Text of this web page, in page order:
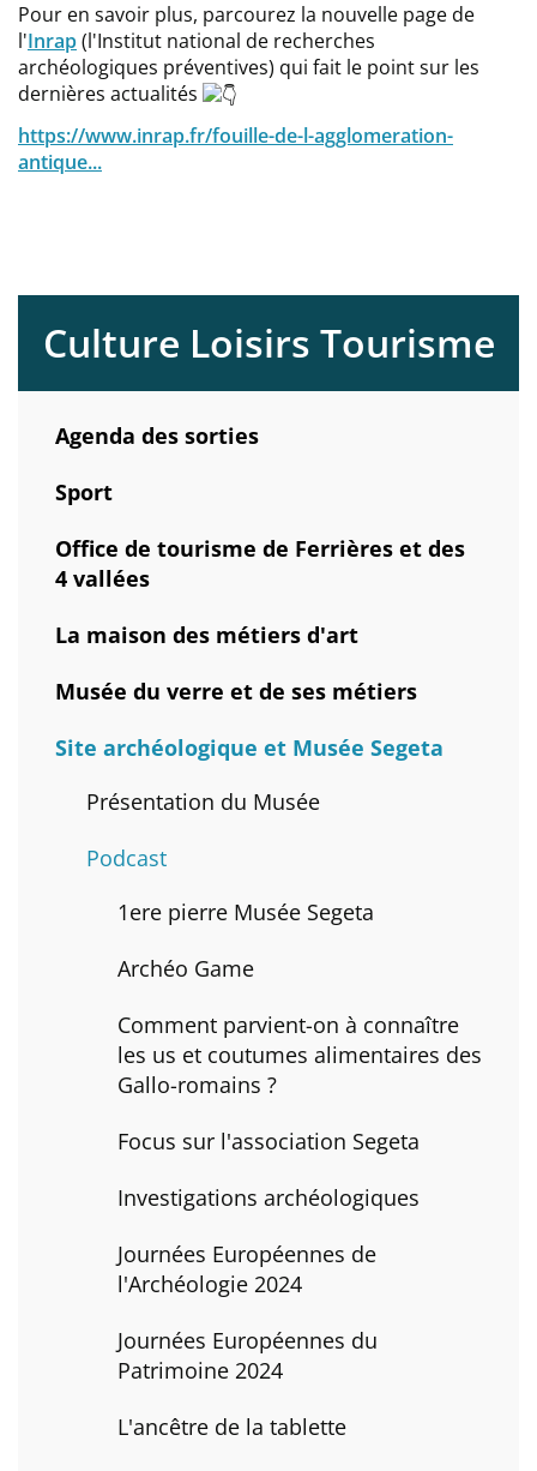
Pour en savoir plus, parcourez la nouvelle page de
l'Inrap(l'Institut national de recherches
archéologiques préventives) qui fait le point sur les
dernières actualités
https://www.inrap.fr/fouille-de-l-agglomeration-
antique...
Culture Loisirs Tourisme
Agenda des sorties
Sport
Office de tourisme de Ferrières et des
4 vallées
La maison des métiers d'art
Musée du verre et de ses métiers
Site archéologique et Musée Segeta
Présentation du Musée
Podcast
1ere pierre Musée Segeta
Archéo Game
Comment parvient-on à connaître
les us et coutumes alimentaires des
Gallo-romains ?
Focus sur l'association Segeta
Investigations archéologiques
Journées Européennes de
l'Archéologie 2024
Journées Européennes du
Patrimoine 2024
L'ancêtre de la tablette